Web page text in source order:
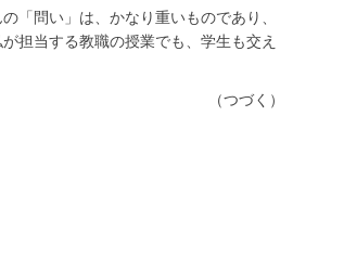
「問い」は、かなり重いものであり、
担当する教職の授業でも、学生も交え
（つづく）